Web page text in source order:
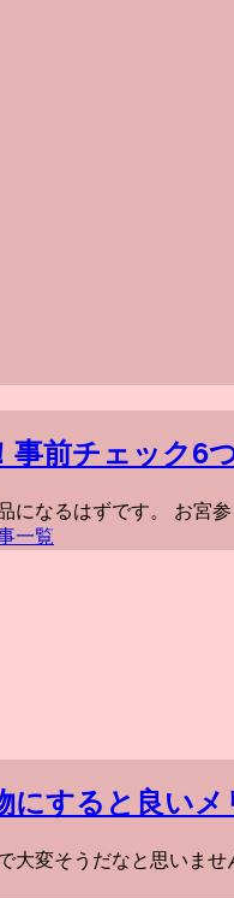
事前チェック6
になるはずです。 お宮
一覧
にすると良いメ
大変そうだなと思いま